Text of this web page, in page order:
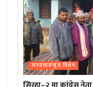
जनप्रभाबन्युज विशेष